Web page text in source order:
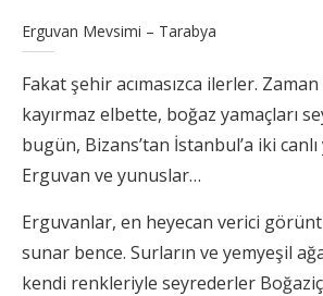
Erguvan Mevsimi – Tarabya
Fakat şehir acımasızca ilerler.
kayırmaz elbette, boğaz yamaçları
bugün, Bizans’tan İstanbul’a iki canlı
Erguvan ve yunuslar…
Erguvanlar, en heyecan verici
sunar bence. Surların ve yemyeşil
kendi renkleriyle seyrederler